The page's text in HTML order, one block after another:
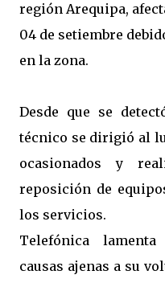
región Arequipa,
04 de setiembre
en la zona.
Desde que se
técnico se dirigió al
ocasionados y
reposición de
los servicios.
Telefónica
causas ajenas a su